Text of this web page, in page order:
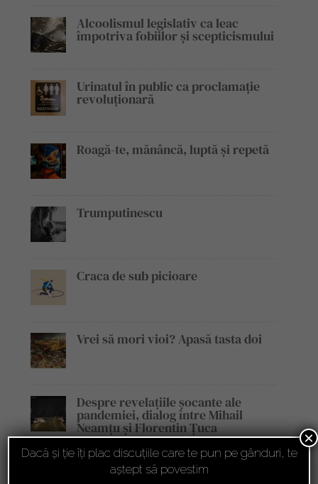
Alcoolismul legislativ ca leac
împotriva fobiilor și scepticismului
Urinatul în public ca proclamație
revoluționară
Roagă-te, mănâncă, luptă și repetă
Trumputinescu
Craca de sub picioare
Vrei să mori vioi? Apasă tasta doi
Despre revelațiile șocante ale
pandemiei, dialog între Mihail
Neamțu și Florentin Țuca
Florentin Țuca, invitat în cadrul
emisiunii „Legile Afacerilor”
Dacă și ție îți plac discuțiile care te pun pe gânduri, te
aștept să povestim
×